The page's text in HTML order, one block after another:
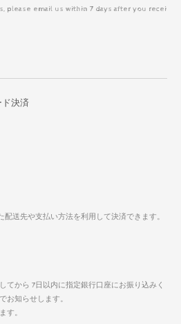
please email us within 7 days after you recei
決済
送先や支払い方法を利用して決済できます。
てから 7日以内に指定銀行口座にお振り込みく
お知らせします。
す。